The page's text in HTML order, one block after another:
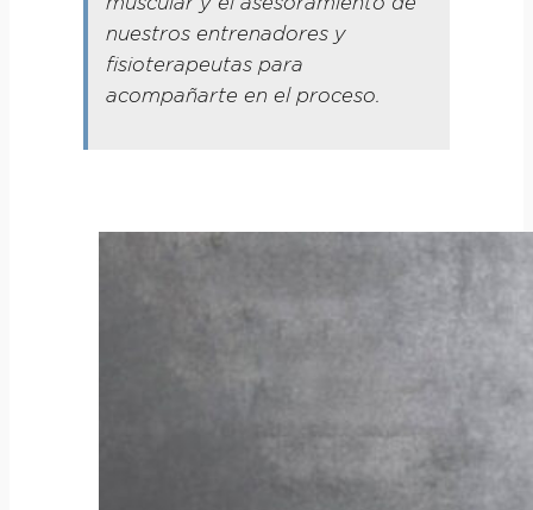
nuestros entrenadores y
fisioterapeutas para
acompañarte en el proceso.